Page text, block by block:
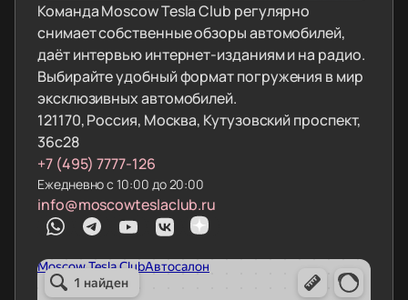
Команда Moscow Tesla Club регулярно
снимает собственные обзоры автомобилей,
даёт интервью интернет-изданиям и на радио.
Выбирайте удобный формат погружения в мир
эксклюзивных автомобилей.
121170, Россия, Москва, Кутузовский проспект,
36с28
+7 (495) 7777-126
Ежедневно с 10:00 до 20:00
info@moscowteslaclub.ru